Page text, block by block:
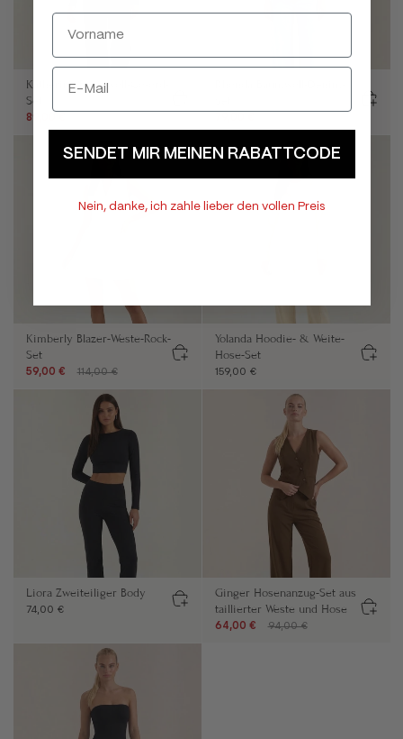
Katherine Baumwoll-Co-ord-
Set
89,00 €
Kimberly Blazer-Weste-Rock-
Set
59,00 € 114,00 €
Yolanda Hoodie- & Weite-
Hose-Set
159,00 €
Liora Zweiteiliger Body
74,00 €
Ginger Hosenanzug-Set aus
taillierter Weste und Hose
64,00 € 94,00 €
SENDET MIR MEINEN RABATTCODE
Nein, danke, ich zahle lieber den vollen Preis